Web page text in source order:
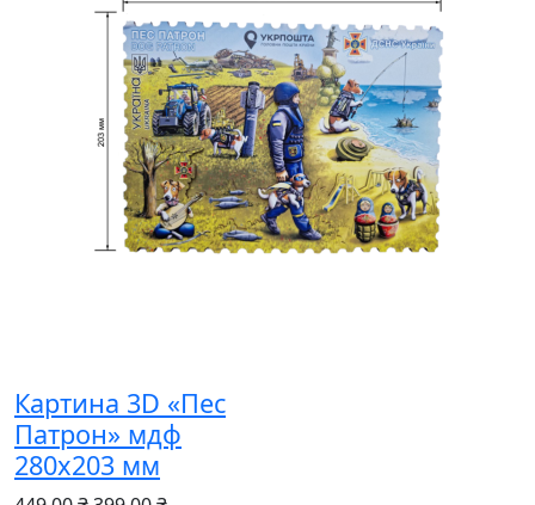
Картина 3D «Пес
Патрон» мдф
280х203 мм